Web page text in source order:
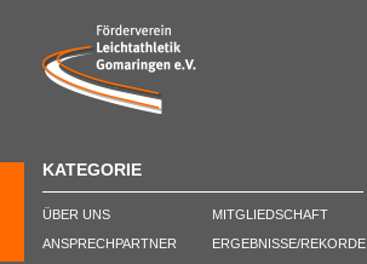
KATEGORIE
ÜBER UNS
ANSPRECHPARTNER
MITGLIEDSCHAFT
ERGEBNISSE/REKORDE